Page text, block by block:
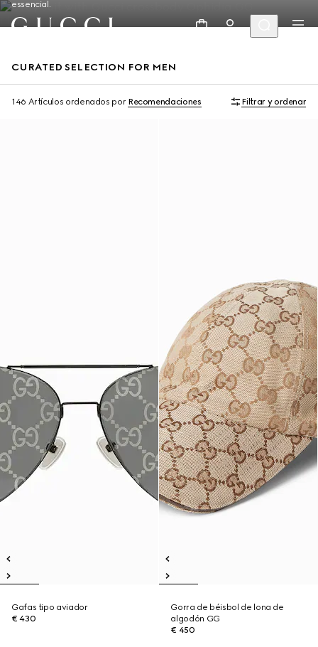
essencial.
CURATED SELECTION FOR MEN
146 Artículos ordenados por Recomendaciones Filtrar y ordenar
Gafas tipo aviador
€ 430
Gorra de béisbol de lona de
algodón GG
€ 450